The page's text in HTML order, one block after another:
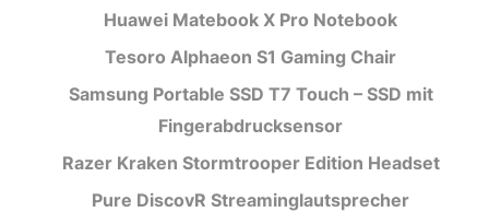
Huawei Matebook X Pro Notebook
Tesoro Alphaeon S1 Gaming Chair
Samsung Portable SSD T7 Touch – SSD mit
Fingerabdrucksensor
Razer Kraken Stormtrooper Edition Headset
Pure DiscovR Streaminglautsprecher